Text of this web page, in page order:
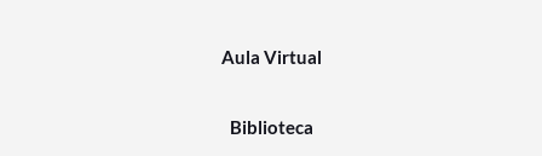
Aula Virtual
Biblioteca